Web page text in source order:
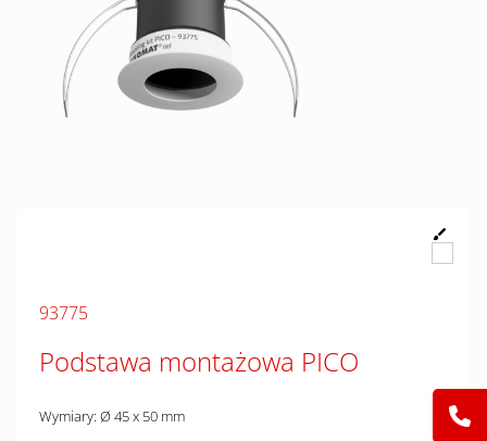
93775
Podstawa montażowa PICO
Wymiary: Ø 45 x 50 mm